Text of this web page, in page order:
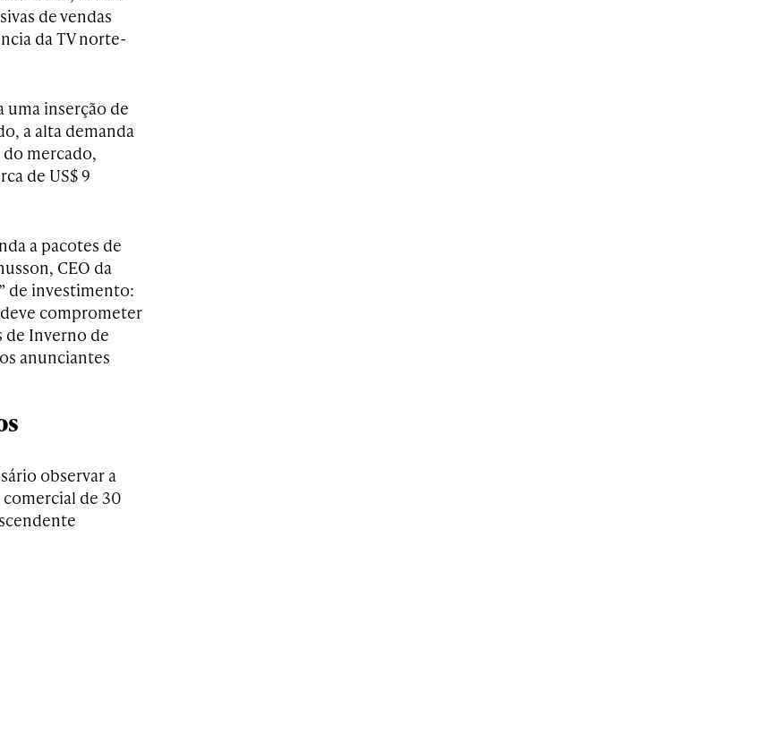
de vendas
da TV norte-
uma inserção de
a alta demanda
mercado,
de US$ 9
a pacotes de
CEO da
de investimento:
comprometer
de Inverno de
anunciantes
observar a
de 30